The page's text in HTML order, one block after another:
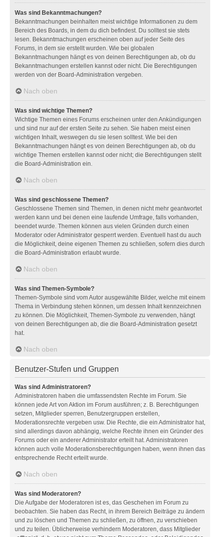
Was sind Bekanntmachungen?
Bekanntmachungen beinhalten meist wichtige Informationen zu dem
Bereich des Boards, in dem du dich befindest. Du solltest sie stets
lesen. Bekanntmachungen erscheinen oben auf jeder Seite des
Forums, in dem sie erstellt wurden. Wie bei globalen
Bekanntmachungen hängt es von deinen Berechtigungen ab, ob du
Bekanntmachungen erstellen kannst oder nicht. Die Berechtigungen
werden von der Board-Administration vergeben.
Nach oben
Was sind wichtige Themen?
Wichtige Themen eines Forums erscheinen unter den Ankündigungen
und sind nur auf der ersten Seite zu sehen. Sie haben meist einen
wichtigen Inhalt, weswegen du sie lesen solltest. Wie bei den
Bekanntmachungen hängt es von deinen Berechtigungen ab, ob du
wichtige Themen erstellen kannst oder nicht; die Berechtigungen stellt
die Board-Administration ein.
Nach oben
Was sind geschlossene Themen?
Geschlossene Themen sind Themen, in denen nicht mehr geantwortet
werden kann und bei denen eine laufende Umfrage, falls vorhanden,
beendet wurde. Themen können aus vielen Gründen durch einen
Moderator oder Administrator gesperrt werden. Eventuell hast du auch
die Möglichkeit, deine eigenen Themen zu schließen, sofern dies durch
die Board-Administration erlaubt wurde.
Nach oben
Was sind Themen-Symbole?
Themen-Symbole sind vom Autor ausgewählte Bilder, welche mit einem
Thema in Verbindung stehen können, um dessen Inhalt kennzeichnen
zu können. Die Möglichkeit, Themen-Symbole zu verwenden, hängt
von deinen Berechtigungen ab, die die Board-Administration gesetzt
hat.
Nach oben
Benutzer-Stufen und Gruppen
Was sind Administratoren?
Administratoren haben die umfassendsten Rechte im Forum. Sie
können jede Art von Aktion im Forum ausführen; z. B. Berechtigungen
setzen, Mitglieder sperren, Benutzergruppen erstellen,
Moderationsrechte vergeben usw. Die Rechte, die ein Administrator hat,
sind allerdings davon abhängig, welche Rechte ihnen ein Gründer des
Forums oder ein anderer Administrator erteilt hat. Administratoren
können auch volle Moderationsberechtigungen haben, wenn ihnen das
entsprechende Recht erteilt wurde.
Nach oben
Was sind Moderatoren?
Die Aufgabe der Moderatoren ist es, das Geschehen im Forum zu
beobachten. Sie haben das Recht, in ihrem Bereich Beiträge zu ändern
und zu löschen und Themen zu schließen, zu öffnen, zu verschieben
und zu teilen. Üblicherweise verhindern Moderatoren, dass Mitglieder